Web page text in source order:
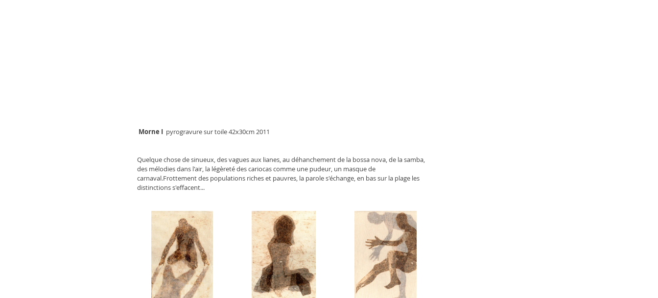
Morne I pyrogravure sur toile 42x30cm 2011
Quelque chose de sinueux, des vagues aux lianes, au déhanchement de la bossa nova, de la samba,
des mélodies dans l'air, la légèreté des cariocas comme une pudeur, un masque de
carnaval.Frottement des populations riches et pauvres, la parole s'échange, en bas sur la plage les
distinctions s'effacent...